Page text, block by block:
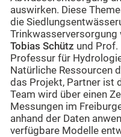
auswirken. Diese
die
Trinkwasserversorgung
Tobias Schütz und Prof.
Professur für
Natürliche Ressourcen
das Projekt, Partner ist
Team wird über einen
Messungen im
anhand der Daten
verfügbare Modelle